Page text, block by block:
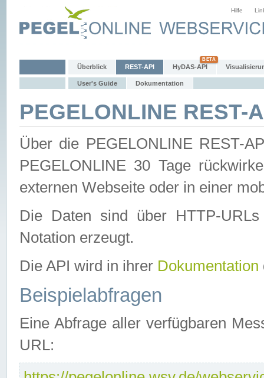
Hilfe
Überblick REST-API HyDAS-API
User's Guide Dokumentation
PEGELONLINE REST-
Über die PEGELONLINE REST-
PEGELONLINE 30 Tage
externen Webseite oder in einer
Die Daten sind über HTTP-
Notation erzeugt.
Die API wird in ihrer Dokumentation
Beispielabfragen
Eine Abfrage aller verfügbaren
URL: